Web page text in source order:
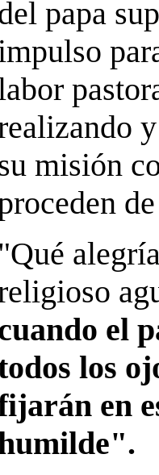
papa
misión
"Qué
el
los
en